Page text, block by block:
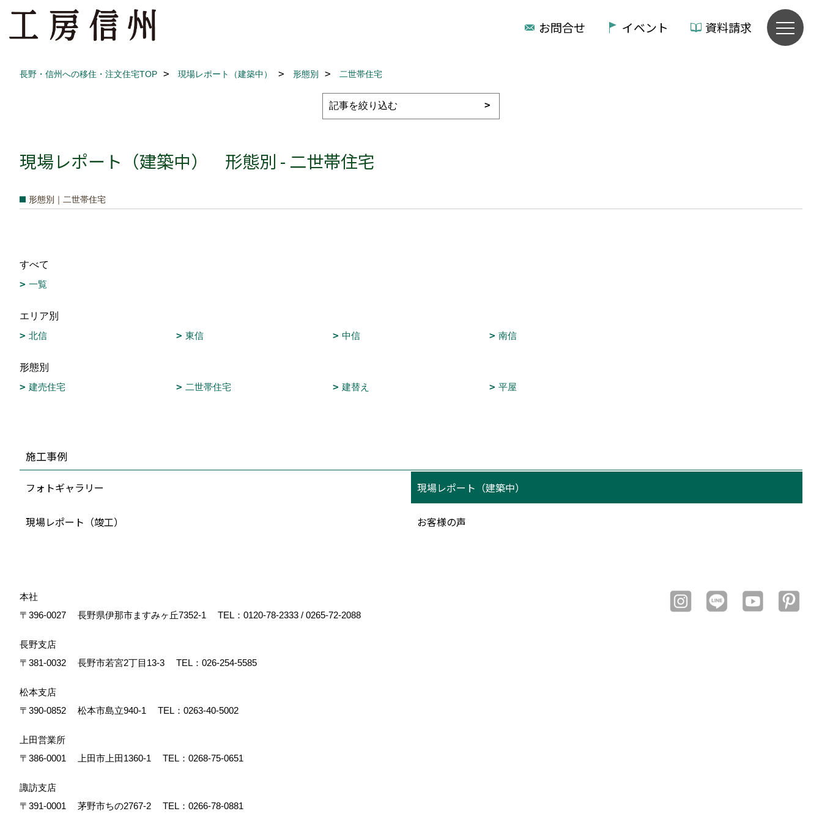
お問合せ イベント 資料請求
長野・信州への移住・注文住宅TOP 現場レポート（建築中） 形態別 二世帯住宅
現場レポート（建築中） 形態別 - 二世帯住宅
形態別｜二世帯住宅
すべて
一覧
エリア別
北信
東信 中信 南信
形態別
建売住宅
二世帯住宅 建替え 平屋
施工事例
フォトギャラリー 現場レポート（建築中）
現場レポート（竣工） お客様の声
本社
〒396-0027
長野県伊那市ますみヶ丘7352-1 TEL： 0120-78-2333 / 0265-72-2088
長野支店
〒381-0032
長野市若宮2丁目13-3 TEL： 026-254-5585
松本支店
〒390-0852
松本市島立940-1 TEL： 0263-40-5002
上田営業所
〒386-0001
上田市上田1360-1 TEL： 0268-75-0651
諏訪支店
〒391-0001
茅野市ちの2767-2 TEL： 0266-78-0881